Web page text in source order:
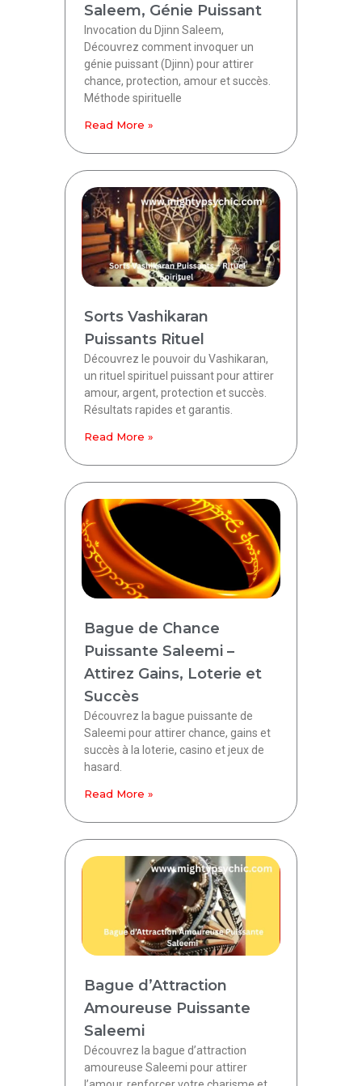
Saleem, Génie Puissant
Invocation du Djinn Saleem,
Découvrez comment invoquer un
génie puissant (Djinn) pour attirer
chance, protection, amour et succès.
Méthode spirituelle
Read More »
Sorts Vashikaran
Puissants Rituel
Découvrez le pouvoir du Vashikaran,
un rituel spirituel puissant pour attirer
amour, argent, protection et succès.
Résultats rapides et garantis.
Read More »
Bague de Chance
Puissante Saleemi –
Attirez Gains, Loterie et
Succès
Découvrez la bague puissante de
Saleemi pour attirer chance, gains et
succès à la loterie, casino et jeux de
hasard.
Read More »
Bague d’Attraction
Amoureuse Puissante
Saleemi
Découvrez la bague d’attraction
amoureuse Saleemi pour attirer